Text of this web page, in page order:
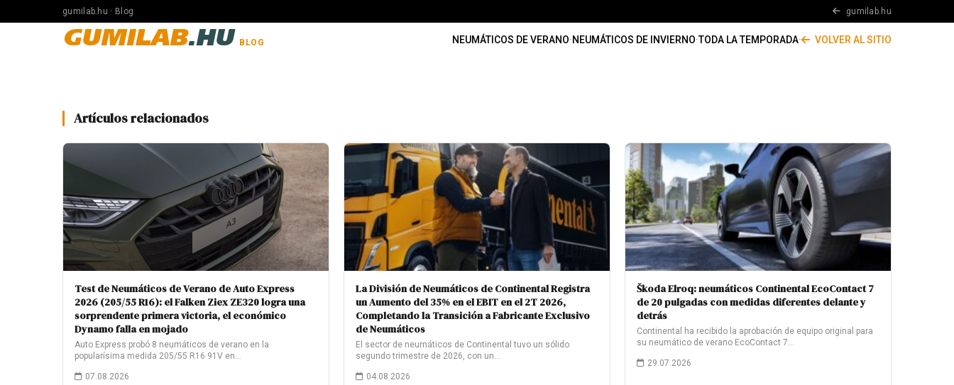
gumilab.hu · Blog gumilab.hu
GUMILAB.HU BLOG NEUMÁTICOS DE VERANO·NEUMÁTICOS DE INVIERNO·TODA LA TEMPORADA· VOLVER AL SITIO
Artículos relacionados
Test de Neumáticos de Verano de Auto Express
2026 (205/55 R16): el Falken Ziex ZE320 logra una
sorprendente primera victoria, el económico
Dynamo falla en mojado
Auto Express probó 8 neumáticos de verano en la
popularísima medida 205/55 R16 91V en…
07.08.2026
La División de Neumáticos de Continental Registra
un Aumento del 35% en el EBIT en el 2T 2026,
Completando la Transición a Fabricante Exclusivo
de Neumáticos
El sector de neumáticos de Continental tuvo un sólido
segundo trimestre de 2026, con un…
04.08.2026
Škoda Elroq: neumáticos Continental EcoContact 7
de 20 pulgadas con medidas diferentes delante y
detrás
Continental ha recibido la aprobación de equipo original para
su neumático de verano EcoContact 7…
29.07.2026